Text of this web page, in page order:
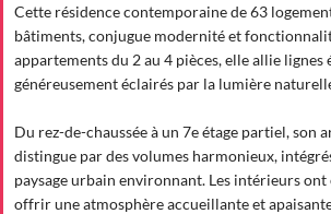
Cette résidence contemporaine de 63
bâtiments, conjugue modernité et
appartements du 2 au 4 pièces, elle allie lignes
généreusement éclairés par la lumière
Du rez-de-chaussée à un 7e étage partiel, son
distingue par des volumes harmonieux,
paysage urbain environnant. Les intérieurs ont
offrir une atmosphère accueillante et